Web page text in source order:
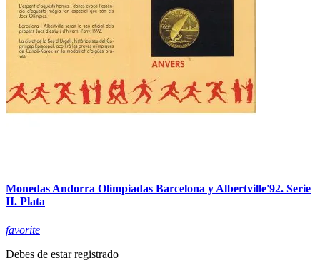
Monedas Andorra Olimpiadas Barcelona y Albertville'92. Serie
II. Plata
favorite
Debes de estar registrado